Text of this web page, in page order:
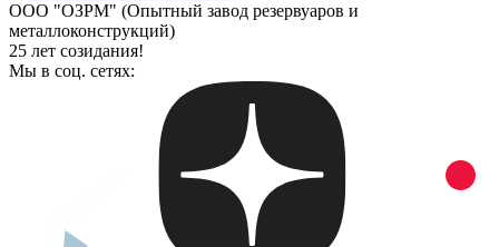
ООО "ОЗРМ" (Опытный завод резервуаров и
металлоконструкций)
25 лет созидания!
Мы в соц. сетях: